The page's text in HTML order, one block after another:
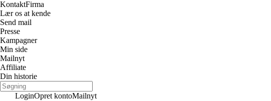
KontaktFirma
Lær os at kende
Send mail
Presse
Kampagner
Min side
Mailnyt
Affiliate
Din historie
LoginOpret kontoMailnyt